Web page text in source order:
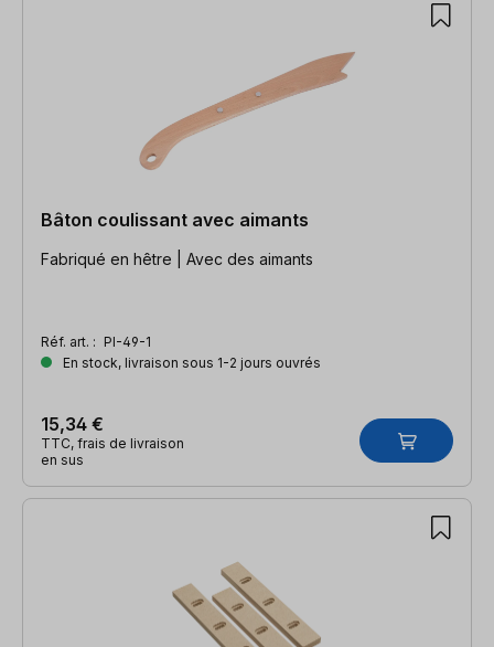
Bâton coulissant avec aimants
Fabriqué en hêtre | Avec des aimants
Réf. art. : PI-49-1
En stock, livraison sous 1-2 jours ouvrés
15,34 €
TTC, frais de livraison
en sus